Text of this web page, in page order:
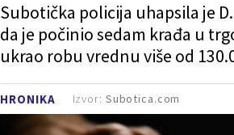
HRONIKA
Subotička policija uhapsila je
da je počinio sedam krađa u
ukrao robu vrednu više od
Izvor: Subotica.com